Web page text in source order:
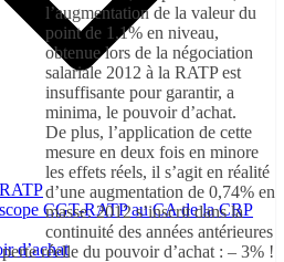
CGT-RATP au CA de la CRP
d’achat
l’augmentation de la valeur du
point de 1,1% en niveau,
obtenue lors de la négociation
salariale 2012 à la RATP est
insuffisante pour garantir, a
minima, le pouvoir d’achat.
De plus, l’application de cette
mesure en deux fois en minore
les effets réels, il s’agit en réalité
d’une augmentation de 0,74% en
masse. 2012 s’inscrit dans la
continuité des années antérieures
réelle du pouvoir d’achat : – 3% !